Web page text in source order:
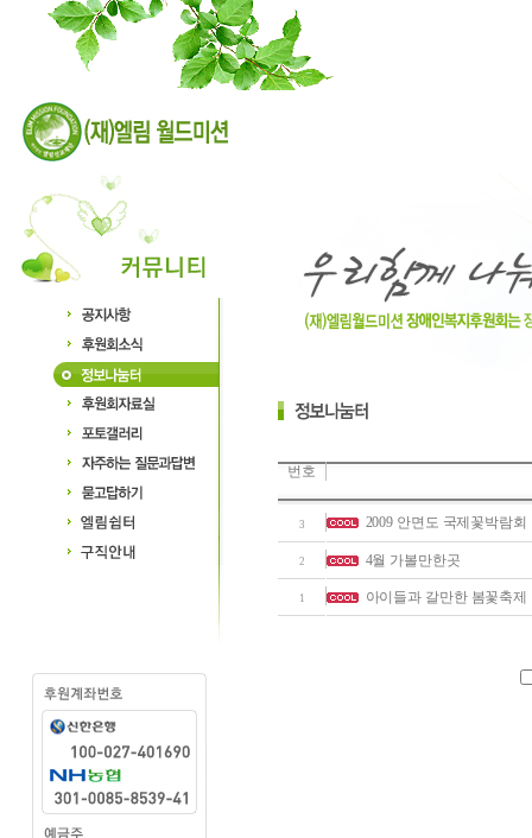
번호
3 2009 안면도 국제꽃박람회
2 4월 가볼만한곳
1 아이들과 갈만한 봄꽃축제